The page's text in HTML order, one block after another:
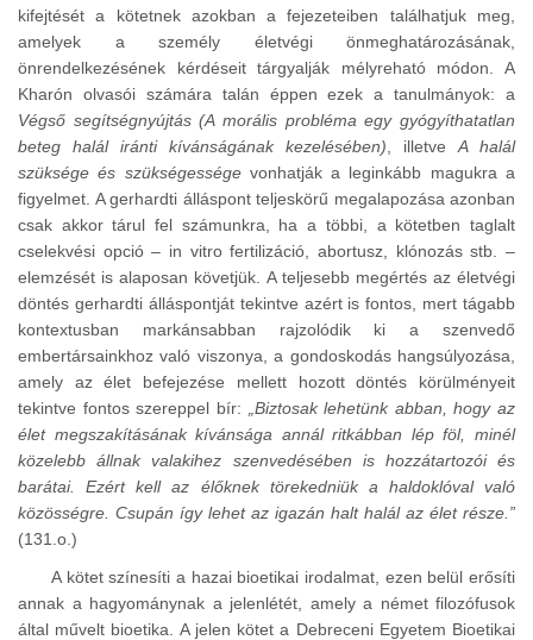
kifejtését a kötetnek azokban a fejezeteiben találhatjuk meg,
amelyek a személy életvégi önmeghatározásának,
önrendelkezésének kérdéseit tárgyalják mélyreható módon. A
Kharón olvasói számára talán éppen ezek a tanulmányok: a
Végső segítségnyújtás (A morális probléma egy gyógyíthatatlan
beteg halál iránti kívánságának kezelésében) , illetve A halál
szüksége és szükségességevonhatják a leginkább magukra a
figyelmet. A gerhardti álláspont teljeskörű megalapozása azonban
csak akkor tárul fel számunkra, ha a többi, a kötetben taglalt
cselekvési opció – in vitro fertilizáció, abortusz, klónozás stb. –
elemzését is alaposan követjük. A teljesebb megértés az életvégi
döntés gerhardti álláspontját tekintve azért is fontos, mert tágabb
kontextusban markánsabban rajzolódik ki a szenvedő
embertársainkhoz való viszonya, a gondoskodás hangsúlyozása,
amely az élet befejezése mellett hozott döntés körülményeit
tekintve fontos szereppel bír:
„Biztosak lehetünk abban, hogy az
élet megszakításának kívánsága annál ritkábban lép föl, minél
közelebb állnak valakihez szenvedésében is hozzátartozói és
barátai. Ezért kell az élőknek törekedniük a haldoklóval való
közösségre. Csupán így lehet az igazán halt halál az élet része.”
(131.o.)
A kötet színesíti a hazai bioetikai irodalmat, ezen belül erősíti
annak a hagyománynak a jelenlétét, amely a német filozófusok
által művelt bioetika. A jelen kötet a Debreceni Egyetem Bioetikai